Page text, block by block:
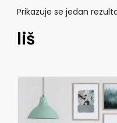
Prikazuje se jedan
liš
Ovaj
proizvod
ima